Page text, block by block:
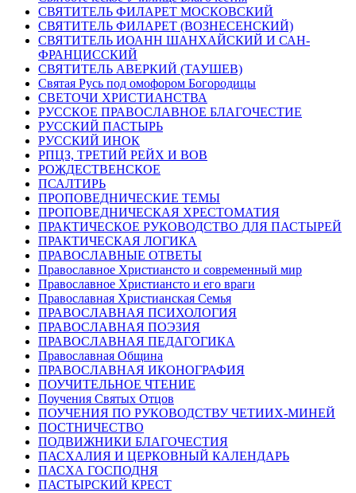
СВЯТИТЕЛЬ ФИЛАРЕТ МОСКОВСКИЙ
СВЯТИТЕЛЬ ФИЛАРЕТ (ВОЗНЕСЕНСКИЙ)
СВЯТИТЕЛЬ ИОАНН ШАНХАЙСКИЙ И САН-
ФРАНЦИССКИЙ
СВЯТИТЕЛЬ АВЕРКИЙ (ТАУШЕВ)
Святая Русь под омофором Богородицы
СВЕТОЧИ ХРИСТИАНСТВА
РУССКОЕ ПРАВОСЛАВНОЕ БЛАГОЧЕСТИЕ
РУССКИЙ ПАСТЫРЬ
РУССКИЙ ИНОК
РПЦЗ, ТРЕТИЙ РЕЙХ И ВОВ
РОЖДЕСТВЕНСКОЕ
ПСАЛТИРЬ
ПРОПОВЕДНИЧЕСКИЕ ТЕМЫ
ПРОПОВЕДНИЧЕСКАЯ ХРЕСТОМАТИЯ
ПРАКТИЧЕСКОЕ РУКОВОДСТВО ДЛЯ ПАСТЫРЕЙ
ПРАКТИЧЕСКАЯ ЛОГИКА
ПРАВОСЛАВНЫЕ ОТВЕТЫ
Православное Христиансто и современный мир
Православное Христиансто и его враги
Православная Христианская Семья
ПРАВОСЛАВНАЯ ПСИХОЛОГИЯ
ПРАВОСЛАВНАЯ ПОЭЗИЯ
ПРАВОСЛАВНАЯ ПЕДАГОГИКА
Православная Община
ПРАВОСЛАВНАЯ ИКОНОГРАФИЯ
ПОУЧИТЕЛЬНОЕ ЧТЕНИЕ
Поучения Святых Отцов
ПОУЧЕНИЯ ПО РУКОВОДСТВУ ЧЕТИИХ-МИНЕЙ
ПОСТНИЧЕСТВО
ПОДВИЖНИКИ БЛАГОЧЕСТИЯ
ПАСХАЛИЯ И ЦЕРКОВНЫЙ КАЛЕНДАРЬ
ПАСХА ГОСПОДНЯ
ПАСТЫРСКИЙ КРЕСТ